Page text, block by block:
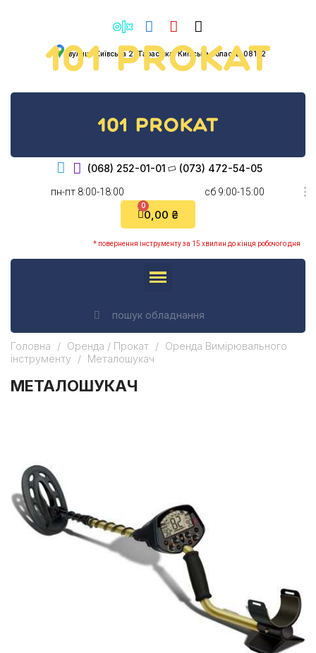
вулиця Київська 2, Тарасівка, Київська область, 08132
(068) 252-01-01 (073) 472-54-05
пн-пт 8:00-18:00 cб 9:00-15:00
0,00 ₴
* повернення інструменту за 15 хвилин до кінця робочого дня
Головна Оренда / Прокат
Оренда Вимірювального
інструменту
Металошукач
МЕТАЛОШУКАЧ